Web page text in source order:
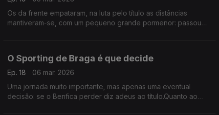
Os da frente empataram, na luta pelo título as distâncias
mantiveram-se, com um pequeno grande pormenor: passou
O Sporting de Braga é que decide
Ep. 18
06 mar. 2026
Uma jornada muito importante, mas apenas uma eventual
decisão: se o Benfica perder diz adeus ao título.Quanto ao